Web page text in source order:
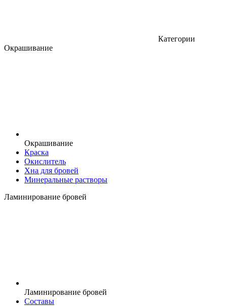
Категории
Окрашивание
Окрашивание
Краска
Окислитель
Хна для бровей
Минеральные растворы
Ламинирование бровей
Ламинирование бровей
Составы